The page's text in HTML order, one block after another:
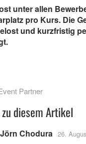
unter allen
pro Kurs. Die
und kurzfristig
Partner
diesem Artikel
Jörn Chodura 26.